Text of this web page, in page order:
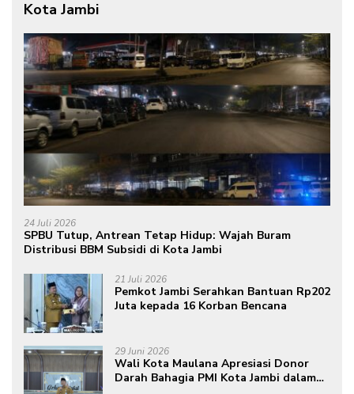
Kota Jambi
24 Juli 2026
SPBU Tutup, Antrean Tetap Hidup: Wajah Buram
Distribusi BBM Subsidi di Kota Jambi
21 Juli 2026
Pemkot Jambi Serahkan Bantuan Rp202
Juta kepada 16 Korban Bencana
29 Juni 2026
Wali Kota Maulana Apresiasi Donor
Darah Bahagia PMI Kota Jambi dalam